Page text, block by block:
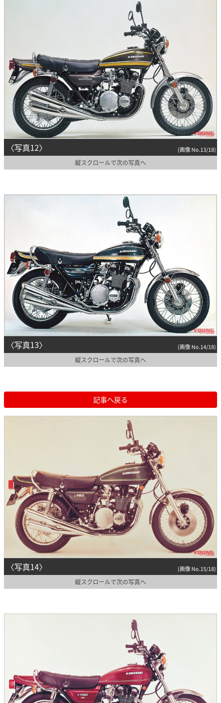
〈写真12〉 (画像 No.13/18)
縦スクロールで次の写真へ
〈写真13〉 (画像 No.14/18)
縦スクロールで次の写真へ
記事へ戻る
〈写真14〉 (画像 No.15/18)
縦スクロールで次の写真へ